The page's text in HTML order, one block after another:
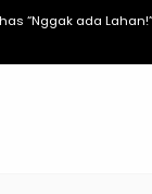
“Nggak ada Lahan!”